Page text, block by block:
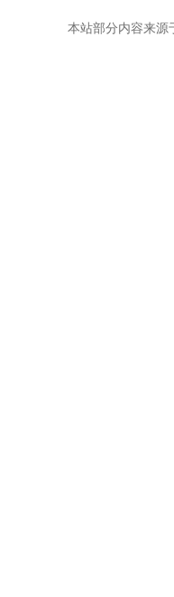
本站部分内容来源